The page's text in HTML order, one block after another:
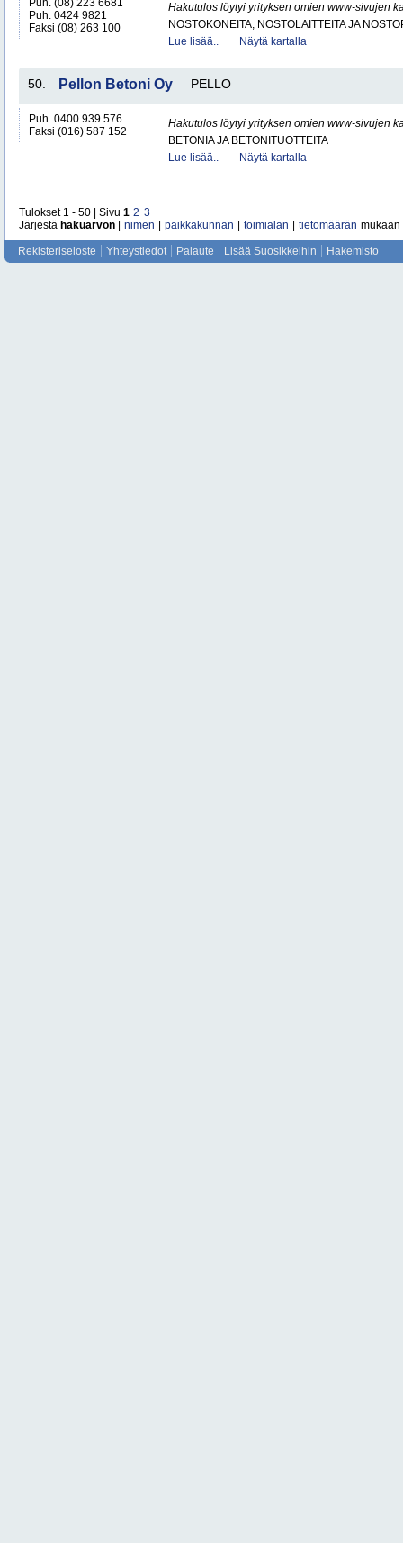
Puh. (08) 223 6681
Puh. 0424 9821
Faksi (08) 263 100
Hakutulos löytyi yrityksen omien www-sivujen
NOSTOKONEITA, NOSTOLAITTEITA JA
Lue lisää..
Näytä kartalla
50. Pellon Betoni Oy PELLO
Puh. 0400 939 576
Faksi (016) 587 152
Hakutulos löytyi yrityksen omien www-sivujen
BETONIA JA BETONITUOTTEITA
Lue lisää..
Näytä kartalla
Tulokset 1 - 50 | Sivu 1 2 3
Järjestä hakuarvon nimen paikkakunnan toimialan tietomäärän mukaan
Rekisteriseloste Yhteystiedot Palaute Lisää Suosikkeihin Hakemisto